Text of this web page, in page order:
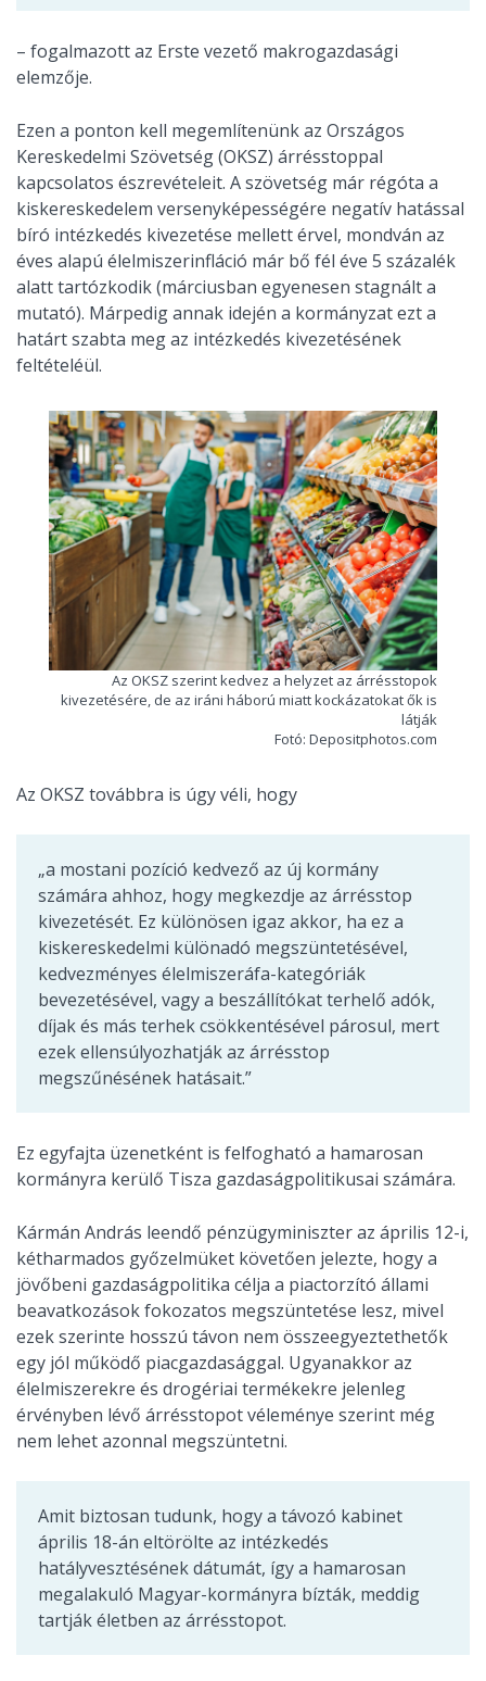
– fogalmazott az Erste vezető makrogazdasági
elemzője.
Ezen a ponton kell megemlítenünk az Országos
Kereskedelmi Szövetség (OKSZ) árrésstoppal
kapcsolatos észrevételeit. A szövetség már régóta a
kiskereskedelem versenyképességére negatív hatással
bíró intézkedés kivezetése mellett érvel, mondván az
éves alapú élelmiszerinfláció már bő fél éve 5 százalék
alatt tartózkodik (márciusban egyenesen stagnált a
mutató). Márpedig annak idején a kormányzat ezt a
határt szabta meg az intézkedés kivezetésének
feltételéül.
Az OKSZ szerint kedvez a helyzet az árrésstopok
kivezetésére, de az iráni háború miatt kockázatokat ők is
látják
Fotó: Depositphotos.com
Az OKSZ továbbra is úgy véli, hogy
„a mostani pozíció kedvező az új kormány
számára ahhoz, hogy megkezdje az árrésstop
kivezetését. Ez különösen igaz akkor, ha ez a
kiskereskedelmi különadó megszüntetésével,
kedvezményes élelmiszeráfa-kategóriák
bevezetésével, vagy a beszállítókat terhelő adók,
díjak és más terhek csökkentésével párosul, mert
ezek ellensúlyozhatják az árrésstop
megszűnésének hatásait.”
Ez egyfajta üzenetként is felfogható a hamarosan
kormányra kerülő Tisza gazdaságpolitikusai számára.
Kármán András leendő pénzügyminiszter az április 12-i,
kétharmados győzelmüket követően jelezte, hogy a
jövőbeni gazdaságpolitika célja a piactorzító állami
beavatkozások fokozatos megszüntetése lesz, mivel
ezek szerinte hosszú távon nem összeegyeztethetők
egy jól működő piacgazdasággal. Ugyanakkor az
élelmiszerekre és drogériai termékekre jelenleg
érvényben lévő árrésstopot véleménye szerint még
nem lehet azonnal megszüntetni.
Amit biztosan tudunk, hogy a távozó kabinet
április 18-án eltörölte az intézkedés
hatályvesztésének dátumát, így a hamarosan
megalakuló Magyar-kormányra bízták, meddig
tartják életben az árrésstopot.